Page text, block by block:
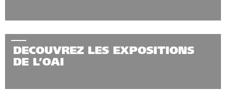
DECOUVREZ LES EXPOSITIONS
DE L’OAI